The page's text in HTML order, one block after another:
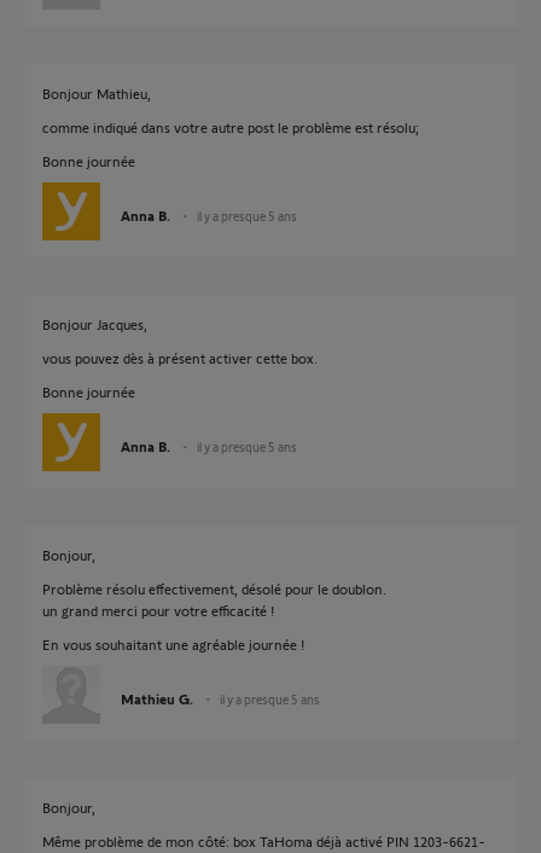
Bonjour Mathieu,
comme indiqué dans votre autre post le problème est résolu;
Bonne journée
Anna B. il y a presque 5 ans
Bonjour Jacques,
vous pouvez dès à présent activer cette box.
Bonne journée
Anna B. il y a presque 5 ans
Bonjour,
Problème résolu effectivement, désolé pour le doublon.
un grand merci pour votre efficacité !
En vous souhaitant une agréable journée !
Mathieu G. il y a presque 5 ans
Bonjour,
Même problème de mon côté: box TaHoma déjà activé PIN 1203-6621-